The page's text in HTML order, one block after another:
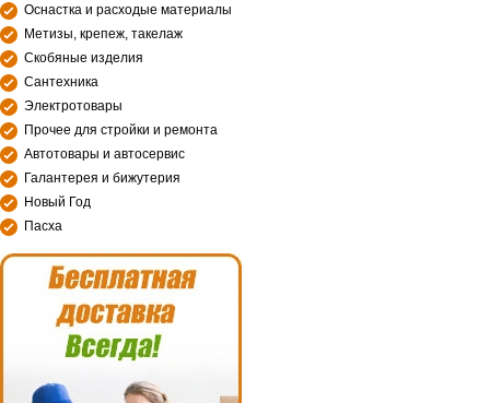
Оснастка и расходые материалы
Метизы, крепеж, такелаж
Скобяные изделия
Сантехника
Электротовары
Прочее для стройки и ремонта
Автотовары и автосервис
Галантерея и бижутерия
Новый Год
Пасха